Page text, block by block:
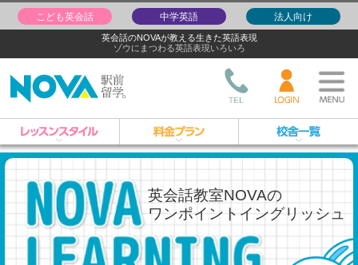
英会話のNOVAが教える生きた英語表現
ゾウにまつわる英語表現いろいろ
こども英会話 中学英語 法人向け
英会話教室NOVAの
ワンポイントイングリッシュ